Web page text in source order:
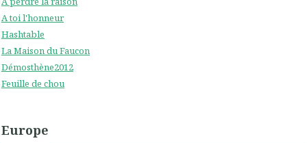
A toi l'honneur
Hashtable
La Maison du Faucon
Démosthène2012
Feuille de chou
Europe